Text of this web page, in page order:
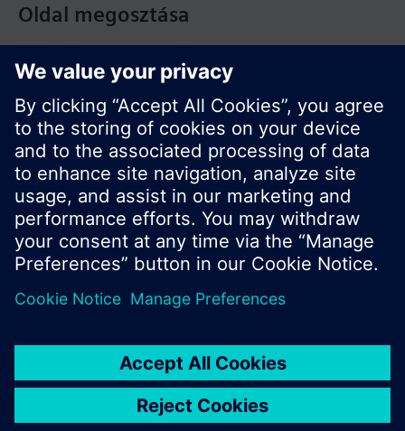
Oldal megosztása
© Siemens Switzerland Ltd. Building Technologies
Division - 2016
A termékválaszték és az árak országonként
Biztonsági előírás
A felhasználás feltételei